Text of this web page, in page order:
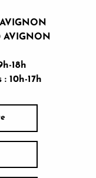
AVIGNON
18h
10h-17h